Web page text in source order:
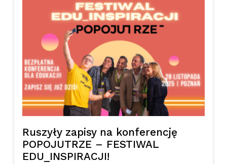
Ruszyły zapisy na konferencję
POPOJUTRZE – FESTIWAL
EDU_INSPIRACJI!